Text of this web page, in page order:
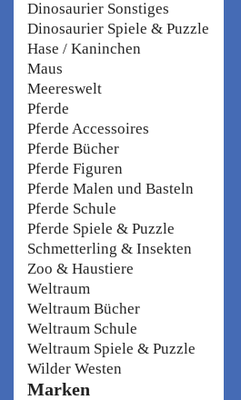
Dinosaurier Sonstiges
Dinosaurier Spiele & Puzzle
Hase / Kaninchen
Maus
Meereswelt
Pferde
Pferde Accessoires
Pferde Bücher
Pferde Figuren
Pferde Malen und Basteln
Pferde Schule
Pferde Spiele & Puzzle
Schmetterling & Insekten
Zoo & Haustiere
Weltraum
Weltraum Bücher
Weltraum Schule
Weltraum Spiele & Puzzle
Wilder Westen
Marken